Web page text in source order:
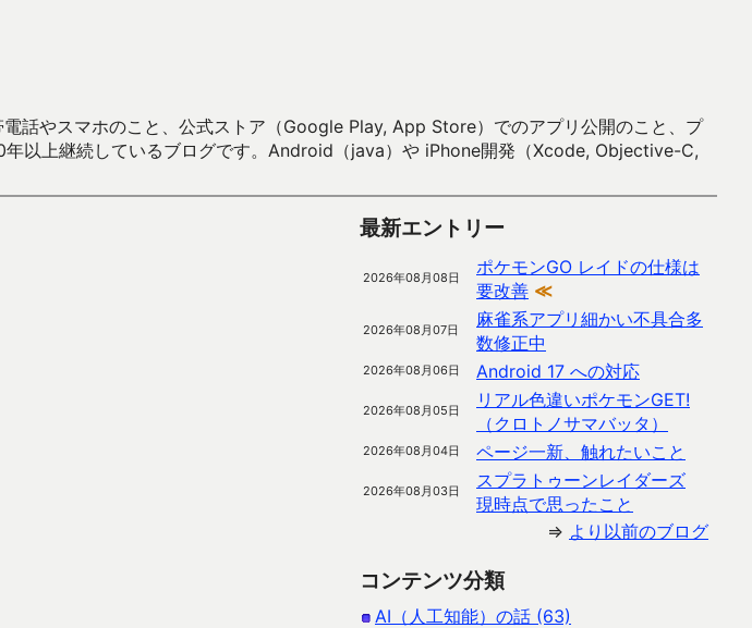
話やスマホのこと、公式ストア（Google Play, App Store）でのアプリ公開のこと、プ
以上継続しているブログです。Android（java）や iPhone開発（Xcode, Objective-C,
最新エントリー
2026年08月08日
ポケモンGO レイドの仕様は
要改善 ≪
2026年08月07日
麻雀系アプリ細かい不具合多
数修正中
2026年08月06日 Android 17 への対応
2026年08月05日
リアル色違いポケモンGET!
（クロトノサマバッタ）
2026年08月04日 ページ一新、触れたいこと
2026年08月03日
スプラトゥーンレイダーズ
現時点で思ったこと
⇒ より以前のブログ
コンテンツ分類
AI（人工知能）の話 (63)